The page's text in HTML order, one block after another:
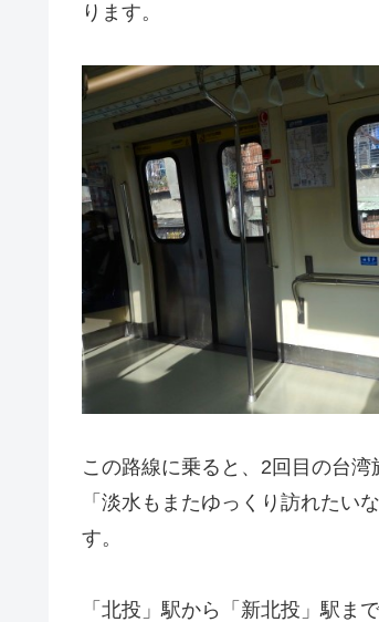
ります。
この路線に乗ると、2回目の台湾
「淡水もまたゆっくり訪れたい
す。
「北投」駅から「新北投」駅ま